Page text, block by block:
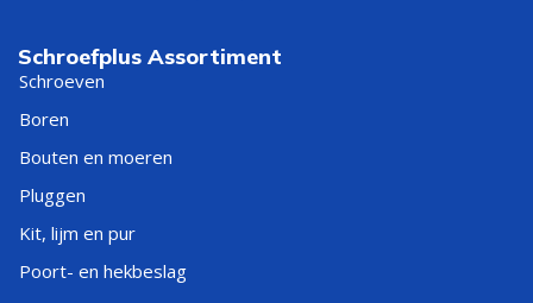
Schroefplus Assortiment
Schroeven
Boren
Bouten en moeren
Pluggen
Kit, lijm en pur
Poort- en hekbeslag